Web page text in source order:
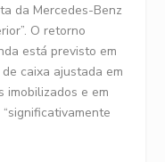
da Mercedes-Benz
O retorno
está previsto em
caixa ajustada em
imobilizados e em